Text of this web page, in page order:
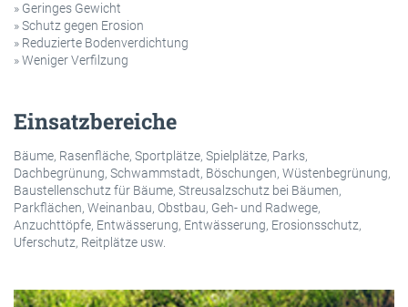
» Geringes Gewicht
» Schutz gegen Erosion
» Reduzierte Bodenverdichtung
» Weniger Verfilzung
Einsatzbereiche
Bäume, Rasenfläche, Sportplätze, Spielplätze, Parks,
Dachbegrünung, Schwammstadt, Böschungen, Wüstenbegrünung,
Baustellenschutz für Bäume, Streusalzschutz bei Bäumen,
Parkflächen, Weinanbau, Obstbau, Geh- und Radwege,
Anzuchttöpfe, Entwässerung, Entwässerung, Erosionsschutz,
Uferschutz, Reitplätze usw.